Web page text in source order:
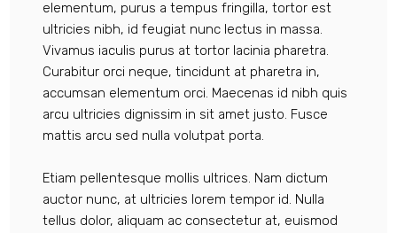
elementum, purus a tempus fringilla, tortor est
ultricies nibh, id feugiat nunc lectus in massa.
Vivamus iaculis purus at tortor lacinia pharetra.
Curabitur orci neque, tincidunt at pharetra in,
accumsan elementum orci. Maecenas id nibh quis
arcu ultricies dignissim in sit amet justo. Fusce
mattis arcu sed nulla volutpat porta.
Etiam pellentesque mollis ultrices. Nam dictum
auctor nunc, at ultricies lorem tempor id. Nulla
tellus dolor, aliquam ac consectetur at, euismod